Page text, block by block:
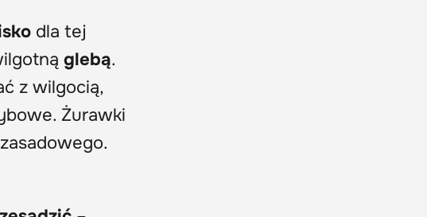
dla tej
glebą.
z wilgocią,
Żurawki